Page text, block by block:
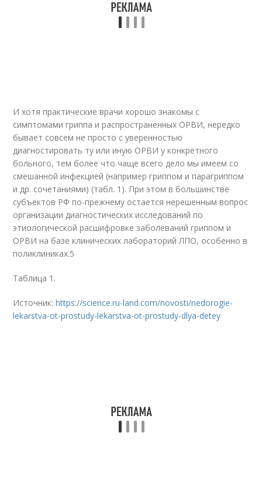
И хотя практические врачи хорошо знакомы с
симптомами гриппа и распространенных ОРВИ, нередко
бывает совсем не просто с уверенностью
диагностировать ту или иную ОРВИ у конкретного
больного, тем более что чаще всего дело мы имеем со
смешанной инфекцией (например гриппом и парагриппом
и др. сочетаниями) (табл. 1). При этом в большинстве
субъектов РФ по-прежнему остается нерешенным вопрос
организации диагностических исследований по
этиологической расшифровке заболеваний гриппом и
ОРВИ на базе клинических лабораторий ЛПО, особенно в
поликлиниках.5
Таблица 1.
Источник:https://science.ru-land.com/novosti/nedorogie-
lekarstva-ot-prostudy-lekarstva-ot-prostudy-dlya-detey